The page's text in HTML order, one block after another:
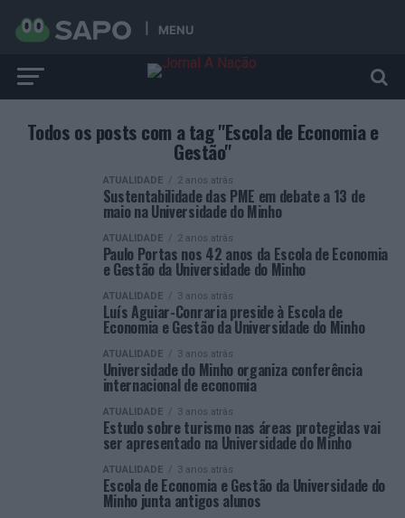
MENU
Todos os posts com a tag "Escola de Economia e
Gestão"
ATUALIDADE 2 anos atrás
Sustentabilidade das PME em debate a 13 de
maio na Universidade do Minho
ATUALIDADE 2 anos atrás
Paulo Portas nos 42 anos da Escola de Economia
e Gestão da Universidade do Minho
ATUALIDADE 3 anos atrás
Luís Aguiar-Conraria preside à Escola de
Economia e Gestão da Universidade do Minho
ATUALIDADE 3 anos atrás
Universidade do Minho organiza conferência
internacional de economia
ATUALIDADE 3 anos atrás
Estudo sobre turismo nas áreas protegidas vai
ser apresentado na Universidade do Minho
ATUALIDADE 3 anos atrás
Escola de Economia e Gestão da Universidade do
Minho junta antigos alunos